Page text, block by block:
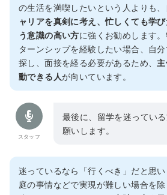
の生活を満喫したいという人よりも、
ャリアを真剣に考え、忙しくても学
う意識の高い方に強くお勧めします
ターンシップを経験したい場合、自
探し、面接を経る必要があるため、
動できる人が向いています。
スタッフ
最後に、留学を迷ってい
願いします。
迷っているなら「行くべき」だと思
庭の事情などで実現が難しい場合を